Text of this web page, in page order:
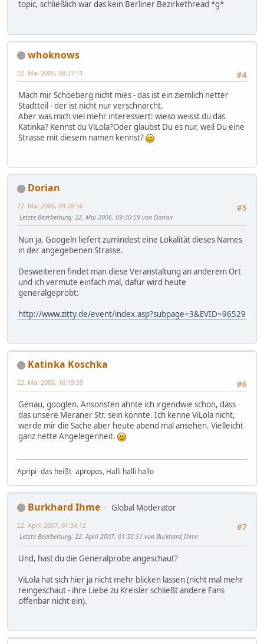
topic, schließlich war das kein Berliner Bezirkethread *g*
whoknows
#4
22. Mai 2006, 08:57:11
Mach mir Schöeberg nicht mies - das ist ein ziemlich netter
Stadtteil - der ist nicht nur verschnarcht.
Aber was mich viel mehr interessiert: wieso weisst du das
Katinka? Kennst du ViLola?Oder glaubst Du es nur, weil Du eine
Strasse mit diesem namen kennst?
Dorian
#5
22. Mai 2006, 09:28:56
Letzte Bearbeitung: 22. Mai 2006, 09:30:59 von Dorian
Nun ja, Googeln liefert zumindest eine Lokalität dieses Names
in der angegebenen Strasse.
Desweiteren findet man diese Veranstaltung an anderem Ort
und ich vermute einfach mal, dafür wird heute
generalgeprobt:
http://www.zitty.de/event/index.asp?subpage=3&EVID=96529
Katinka Koschka
#6
22. Mai 2006, 16:19:59
Genau, googlen. Ansonsten ahnte ich irgendwie schon, dass
das unsere Meraner Str. sein könnte. Ich kenne ViLola nicht,
werde mir die Sache aber heute abend mal ansehen. Vielleicht
ganz nette Angelegenheit.
Apripi -das heißt- apropos, Halli halli hallo
Burkhard Ihme
Global Moderator
#7
22. April 2007, 01:34:12
Letzte Bearbeitung: 22. April 2007, 01:35:51 von Burkhard_Ihme
Und, hast du die Generalprobe angeschaut?
ViLola hat sich hier ja nicht mehr blicken lassen (nicht mal mehr
reingeschaut - ihre Liebe zu Kreisler schließt andere Fans
offenbar nicht ein).